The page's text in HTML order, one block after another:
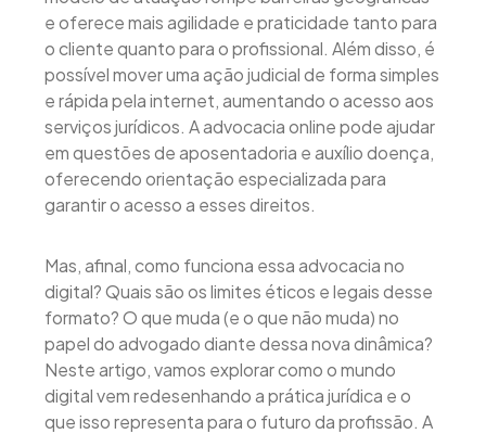
e oferece mais agilidade e praticidade tanto para
o cliente quanto para o profissional. Além disso, é
possível mover uma ação judicial de forma simples
e rápida pela internet, aumentando o acesso aos
serviços jurídicos. A advocacia online pode ajudar
em questões de aposentadoria e auxílio doença,
oferecendo orientação especializada para
garantir o acesso a esses direitos.
Mas, afinal, como funciona essa advocacia no
digital? Quais são os limites éticos e legais desse
formato? O que muda (e o que não muda) no
papel do advogado diante dessa nova dinâmica?
Neste artigo, vamos explorar como o mundo
digital vem redesenhando a prática jurídica e o
que isso representa para o futuro da profissão. A